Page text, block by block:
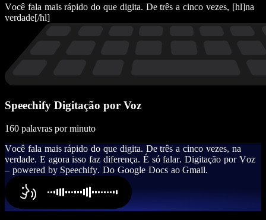
Você fala mais rápido do que digita. De três a cinco vezes, [hl]na
verdade[/hl]
Speechify Digitação por Voz
160 palavras por minuto
Você fala mais rápido do que digita. De três a cinco vezes, na
verdade. E agora isso faz diferença. É só falar. Digitação por Voz
– powered by Speechify. Do Google Docs ao Gmail.